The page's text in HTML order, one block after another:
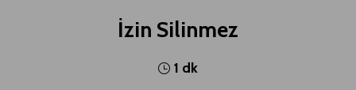
İzin Silinmez
1 dk